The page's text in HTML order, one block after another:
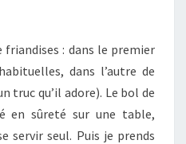
friandises : dans le premier
dans l’autre de
truc qu’il adore). Le bol de
en sûreté sur une table,
servir seul. Puis je prends